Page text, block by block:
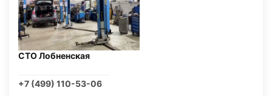
СТО Лобненская
+7 (499) 110-53-06